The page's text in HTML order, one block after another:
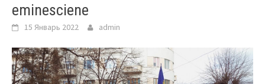
eminesciene
15 Январь 2022 admin